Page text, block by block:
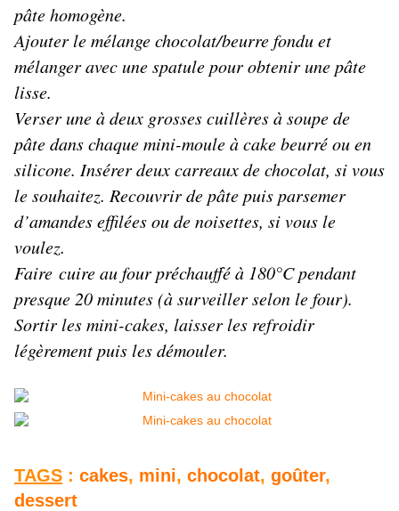
pâte homogène.
Ajouter le mélange chocolat/beurre fondu et
mélanger avec une spatule pour obtenir une pâte
lisse.
Verser une à deux grosses cuillères à soupe de
pâte dans chaque mini-moule à cake beurré ou en
silicone. Insérer deux carreaux de chocolat, si vous
le souhaitez. Recouvrir de pâte puis parsemer
d’amandes effilées ou de noisettes, si vous le
voulez.
Faire cuire au four préchauffé à 180°C pendant
presque 20 minutes (à surveiller selon le four).
Sortir les mini-cakes, laisser les refroidir
légèrement puis les démouler.
TAGS : cakes, mini, chocolat, goûter,
dessert